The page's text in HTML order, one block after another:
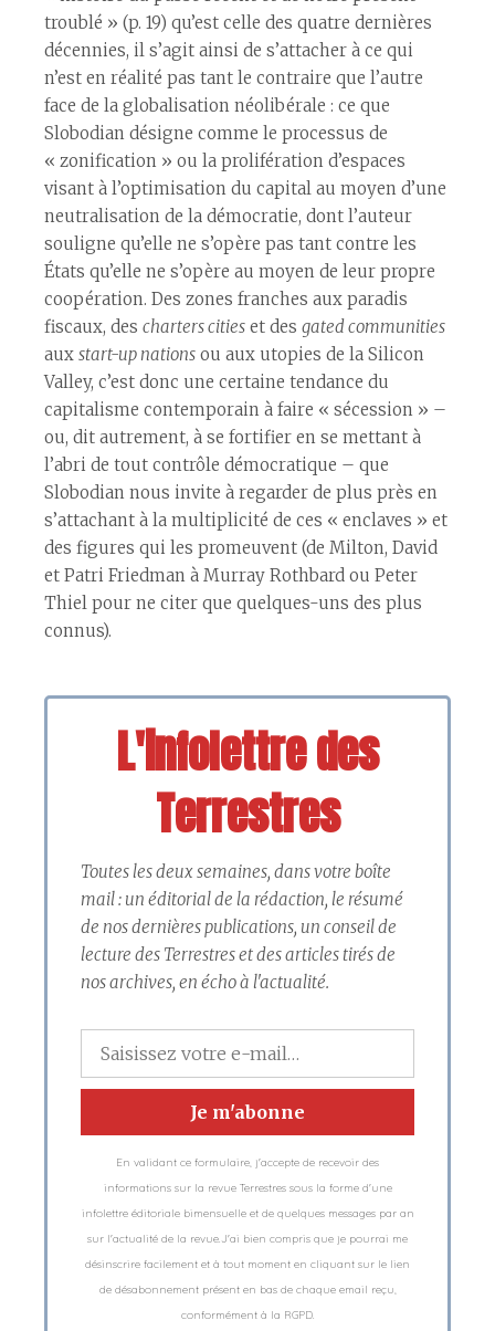
troublé » (p. 19) qu’est celle des quatre dernières
décennies, il s’agit ainsi de s’attacher à ce qui
n’est en réalité pas tant le contraire que l’autre
face de la globalisation néolibérale : ce que
Slobodian désigne comme le processus de
« zonification » ou la prolifération d’espaces
visant à l’optimisation du capital au moyen d’une
neutralisation de la démocratie, dont l’auteur
souligne qu’elle ne s’opère pas tant contre les
États qu’elle ne s’opère au moyen de leur propre
coopération. Des zones franches aux paradis
fiscaux, descharters cities et desgated communities
auxstart-up nations ou aux utopies de la Silicon
Valley, c’est donc une certaine tendance du
capitalisme contemporain à faire « sécession » –
ou, dit autrement, à se fortifier en se mettant à
l’abri de tout contrôle démocratique – que
Slobodian nous invite à regarder de plus près en
s’attachant à la multiplicité de ces « enclaves » et
des figures qui les promeuvent (de Milton, David
et Patri Friedman à Murray Rothbard ou Peter
Thiel pour ne citer que quelques-uns des plus
connus).
L'infolettre des
Terrestres
Toutes les deux semaines, dans votre boîte
mail : un éditorial de la rédaction, le résumé
de nos dernières publications, un conseil de
lecture des Terrestres et des articles tirés de
nos archives, en écho à l'actualité.
En validant ce formulaire, j'accepte de recevoir des
informations sur la revue Terrestres sous la forme d'une
infolettre éditoriale bimensuelle et de quelques messages par an
sur l'actualité de la revue.J'ai bien compris que je pourrai me
désinscrire facilement et à tout moment en cliquant sur le lien
de désabonnement présent en bas de chaque email reçu,
conformément à la RGPD.